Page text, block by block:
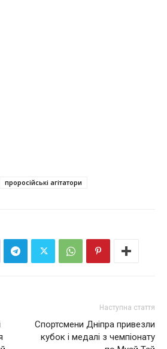
проросійські агітатори
Наступна стаття
Спортсмени Дніпра привезли
кубок і медалі з чемпіонату